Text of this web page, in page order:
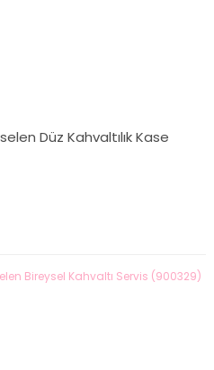
Düz Kahvaltılık Kase